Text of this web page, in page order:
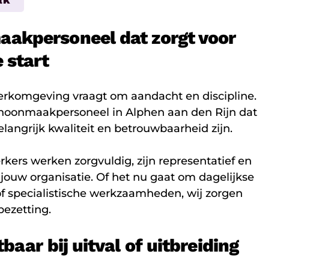
dat zorgt voor
start
vraagt om aandacht en discipline.
in Alphen aan den Rijn dat
kwaliteit en betrouwbaarheid zijn.
werken zorgvuldig, zijn representatief en
organisatie. Of het nu gaat om dagelijkse
specialistische werkzaamheden, wij zorgen
bij uitval of uitbreiding